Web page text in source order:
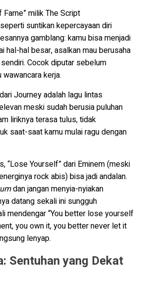
Fame” milik The Script
suntikan kepercayaan diri
gamblang: kamu bisa menjadi
hal-hal besar, asalkan mau berusaha
Cocok diputar sebelum
kerja.
Journey adalah lagu lintas
meski sudah berusia puluhan
liriknya terasa tulus, tidak
saat-saat kamu mulai ragu dengan
“Lose Yourself” dari Eminem (meski
rock abis) bisa jadi andalan.
dan jangan menyia-nyiakan
datang sekali ini sungguh
mendengar “You better lose yourself
you own it, you better never let it
lenyap.
Sentuhan yang Dekat